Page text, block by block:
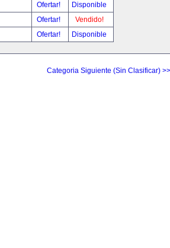
Ofertar!
Disponible
Ofertar!
Vendido!
Ofertar! Disponible
Categoria Siguiente (Sin Clasificar) >>